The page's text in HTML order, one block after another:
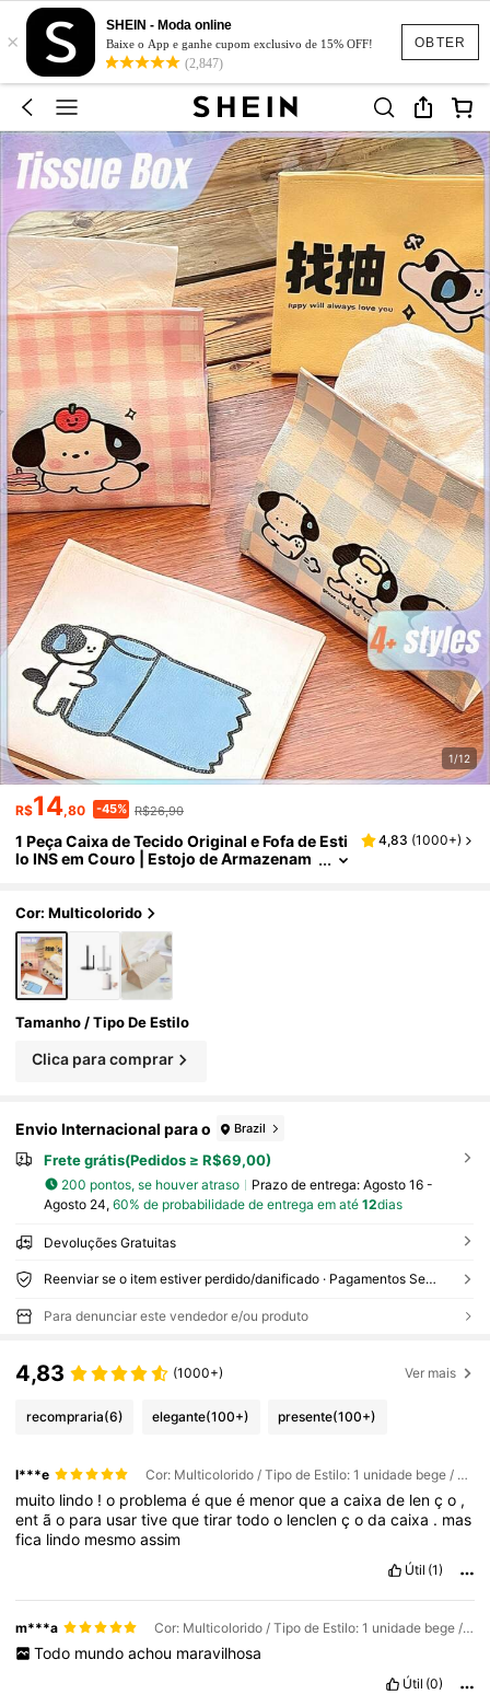
OBTER
×
SHEIN - Moda online
Baixe o App e ganhe cupom exclusivo de 15% OFF!
(2,847)
1/12
R$14,80 -45% R$26,90
1 Peça Caixa de Tecido Original e Fofa de Esti
lo INS em Couro | Estojo de Armazenam
4,83 (1000+)
Cor: Multicolorido
Tamanho / Tipo De Estilo
Clica para comprar
Envio Internacional para o Brazil
Frete grátis(Pedidos ≥ R$69,00)
200 pontos, se houver atraso Prazo de entrega: Agosto 16 -
Agosto 24, 60% de probabilidade de entrega em até 12dias
Devoluções Gratuitas
Reenviar se o item estiver perdido/danificado · Pagamentos Seguros · Proteção de privacidade
Para denunciar este vendedor e/ou produto
4,83 (1000+) Ver mais
recompraria(6) elegante(100+) presente(100+)
l***e Cor: Multicolorido / Tipo de Estilo: 1 unidade bege / Tamanho: Tamanho Único
muito lindo !o problemaéqueé menorqueacaixade lenço ,
então para usartivequetirartodoo lenclençodacaixa . mas
fica lindo mesmoassim
Útil (1)
m***a Cor: Multicolorido / Tipo de Estilo: 1 unidade bege / Tamanho: Tamanho Único
Todo mundo achou maravilhosa
Útil (0)